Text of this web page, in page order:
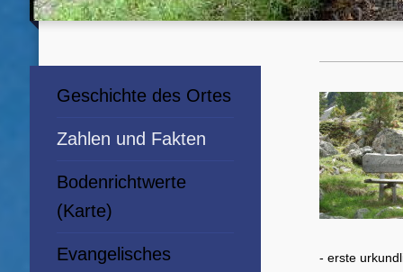
- erste
Geschichte des Ortes
Zahlen und Fakten
Bodenrichtwerte
(Karte)
Evangelisches